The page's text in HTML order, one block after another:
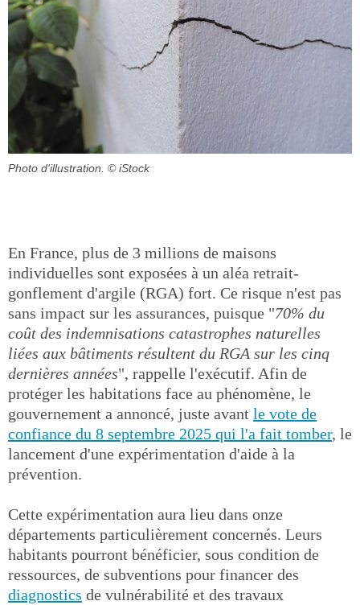
Photo d'illustration. © iStock
En France, plus de 3 millions de maisons
individuelles sont exposées à un aléa retrait-
gonflement d'argile (RGA) fort. Ce risque n'est pas
sans impact sur les assurances, puisque "70% du
coût des indemnisations catastrophes naturelles
liées aux bâtiments résultent du RGA sur les cinq
dernières années", rappelle l'exécutif. Afin de
protéger les habitations face au phénomène, le
gouvernement a annoncé, juste avant le vote de
confiance du 8 septembre 2025 qui l'a fait tomber, le
lancement d'une expérimentation d'aide à la
prévention.
Cette expérimentation aura lieu dans onze
départements particulièrement concernés. Leurs
habitants pourront bénéficier, sous condition de
ressources, de subventions pour financer des
diagnostics de vulnérabilité et des travaux